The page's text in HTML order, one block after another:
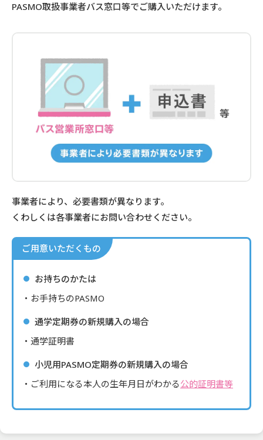
PASMO取扱事業者バス窓口等でご購入いただけます。
事業者により、必要書類が異なります。
くわしくは各事業者にお問い合わせください。
ご用意いただくもの
お持ちのかたは
お手持ちのPASMO
通学定期券の新規購入の場合
通学証明書
小児用PASMO定期券の新規購入の場合
ご利用になる本人の生年月日がわかる 公的証明書等